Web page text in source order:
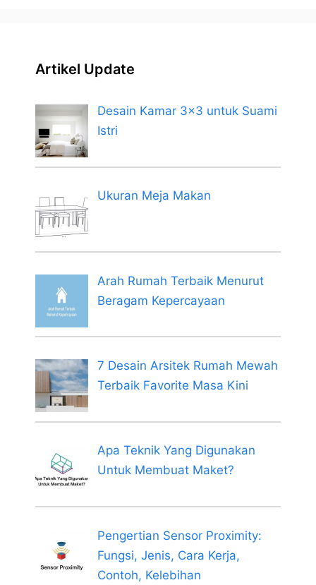
Artikel Update
Desain Kamar 3×3 untuk Suami
Istri
Ukuran Meja Makan
Arah Rumah Terbaik Menurut
Beragam Kepercayaan
7 Desain Arsitek Rumah Mewah
Terbaik Favorite Masa Kini
Apa Teknik Yang Digunakan
Untuk Membuat Maket?
Pengertian Sensor Proximity:
Fungsi, Jenis, Cara Kerja,
Contoh, Kelebihan